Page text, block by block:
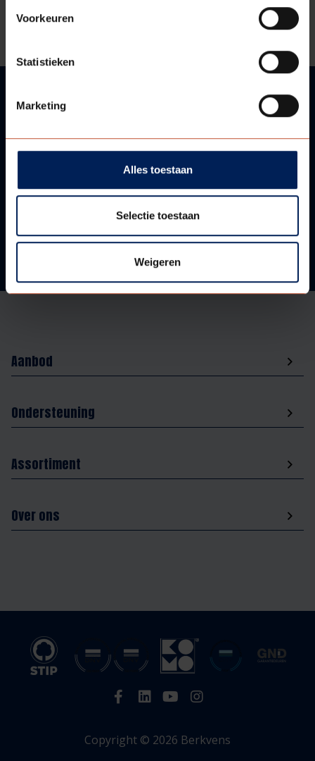
Voorkeuren
Statistieken
Marketing
Alles toestaan
Selectie toestaan
Weigeren
VRAGEN?
WIJ HELPEN U GRAAG!
Aanbod
Ondersteuning
Assortiment
Over ons
Copyright © 2026 Berkvens